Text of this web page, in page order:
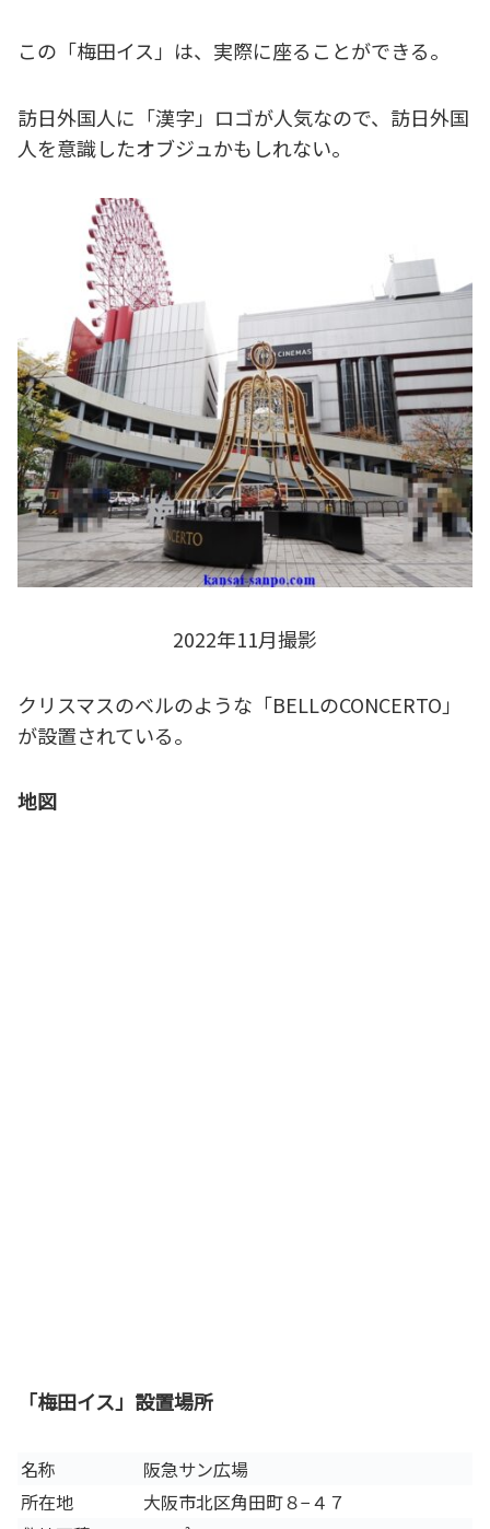
この「梅田イス」は、実際に座ることができる。
訪日外国人に「漢字」ロゴが人気なので、訪日外国
人を意識したオブジュかもしれない。
2022年11月撮影
クリスマスのベルのような「BELLのCONCERTO」
が設置されている。
地図
「梅田イス」設置場所
名称
阪急サン広場
所在地
大阪市北区角田町８−４７